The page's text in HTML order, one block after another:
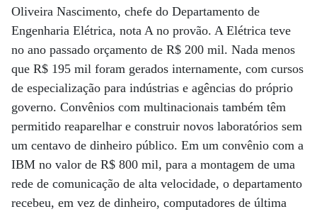
Oliveira Nascimento, chefe do Departamento de
Engenharia Elétrica, nota A no provão. A Elétrica teve
no ano passado orçamento de R$ 200 mil. Nada menos
que R$ 195 mil foram gerados internamente, com cursos
de especialização para indústrias e agências do próprio
governo. Convênios com multinacionais também têm
permitido reaparelhar e construir novos laboratórios sem
um centavo de dinheiro público. Em um convênio com a
IBM no valor de R$ 800 mil, para a montagem de uma
rede de comunicação de alta velocidade, o departamento
recebeu, em vez de dinheiro, computadores de última